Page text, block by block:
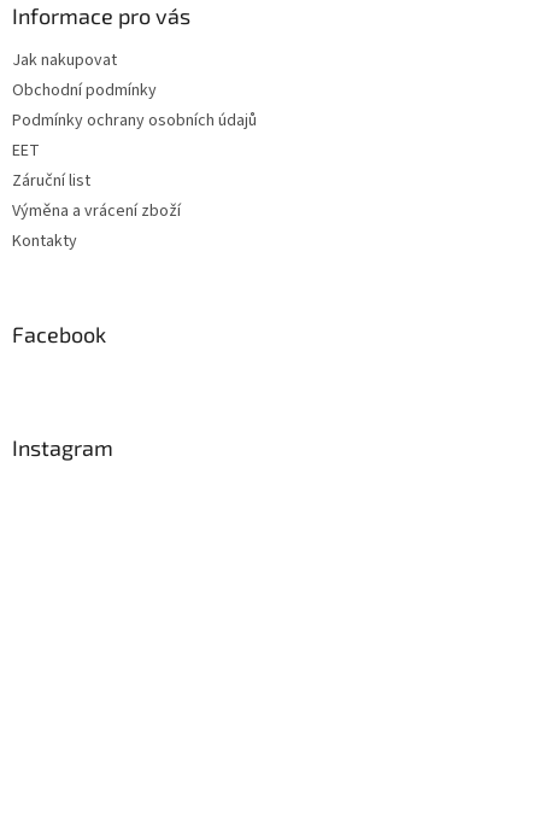
Informace pro vás
Jak nakupovat
Obchodní podmínky
Podmínky ochrany osobních údajů
EET
Záruční list
Výměna a vrácení zboží
Kontakty
Facebook
Instagram